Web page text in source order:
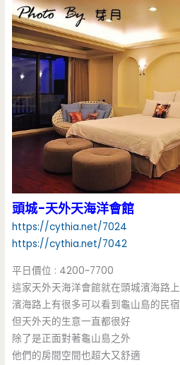
頭城-天外天海洋會館
https://cythia.net/7024
https://cythia.net/7042
平日價位 : 4200~7700
這家天外天海洋會館就在頭城濱海路上
濱海路上有很多可以看到龜山島的民宿
但天外天的生意一直都很好
除了是正面對著龜山島之外
他們的房間空間也超大又舒適